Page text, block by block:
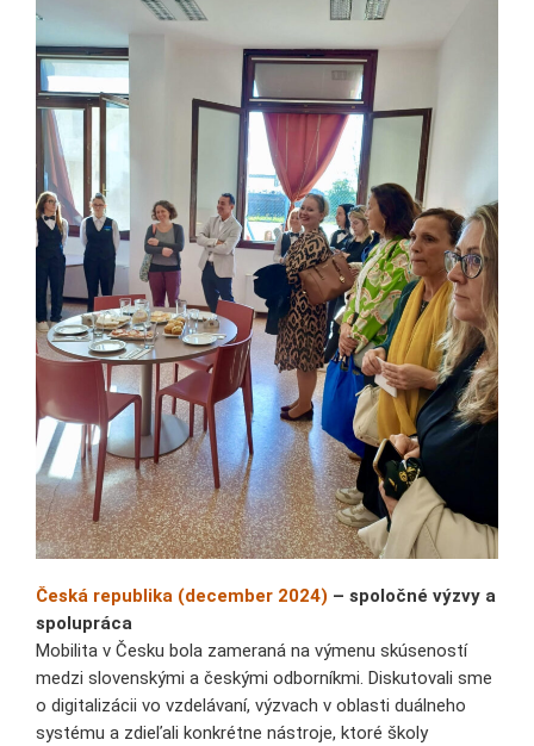
Česká republika (december 2024) – spoločné výzvy a
spolupráca
Mobilita v Česku bola zameraná na výmenu skúseností
medzi slovenskými a českými odborníkmi. Diskutovali sme
o digitalizácii vo vzdelávaní, výzvach v oblasti duálneho
systému a zdieľali konkrétne nástroje, ktoré školy